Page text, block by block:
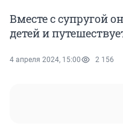
Вместе с супругой
детей и
4 апреля 2024, 15:00 2 156